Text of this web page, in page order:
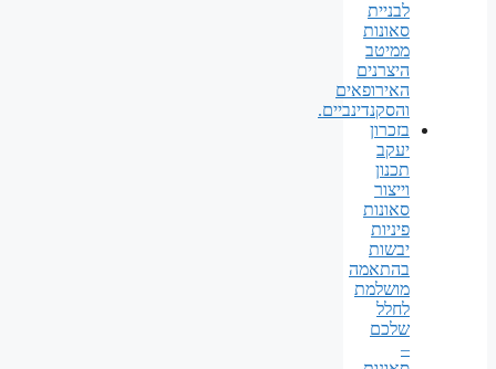
לבניית
סאונות
ממיטב
היצרנים
האירופאים
והסקנדינביים.
בזכרון
יעקב
תכנון
וייצור
סאונות
פיניות
יבשות
בהתאמה
מושלמת
לחלל
שלכם
–